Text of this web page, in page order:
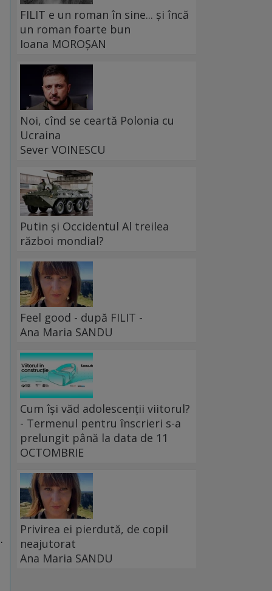
FILIT e un roman în sine... și încă
un roman foarte bun
Ioana MOROȘAN
Noi, cînd se ceartă Polonia cu
Ucraina
Sever VOINESCU
Putin și Occidentul Al treilea
război mondial?
Feel good - după FILIT -
Ana Maria SANDU
Cum își văd adolescenții viitorul?
- Termenul pentru înscrieri s-a
prelungit până la data de 11
OCTOMBRIE
Privirea ei pierdută, de copil
neajutorat
Ana Maria SANDU